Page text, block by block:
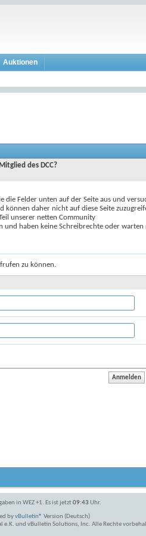
Auktionen
des DCC?
die Felder unten auf der Seite aus und
können daher nicht auf diese Seite
unserer netten Community
und haben keine Schreibrechte oder
zu können.
in WEZ +1. Es ist jetzt09:43 Uhr.
byvBulletin® Version (Deutsch)
und vBulletin Solutions, Inc. Alle Rechte